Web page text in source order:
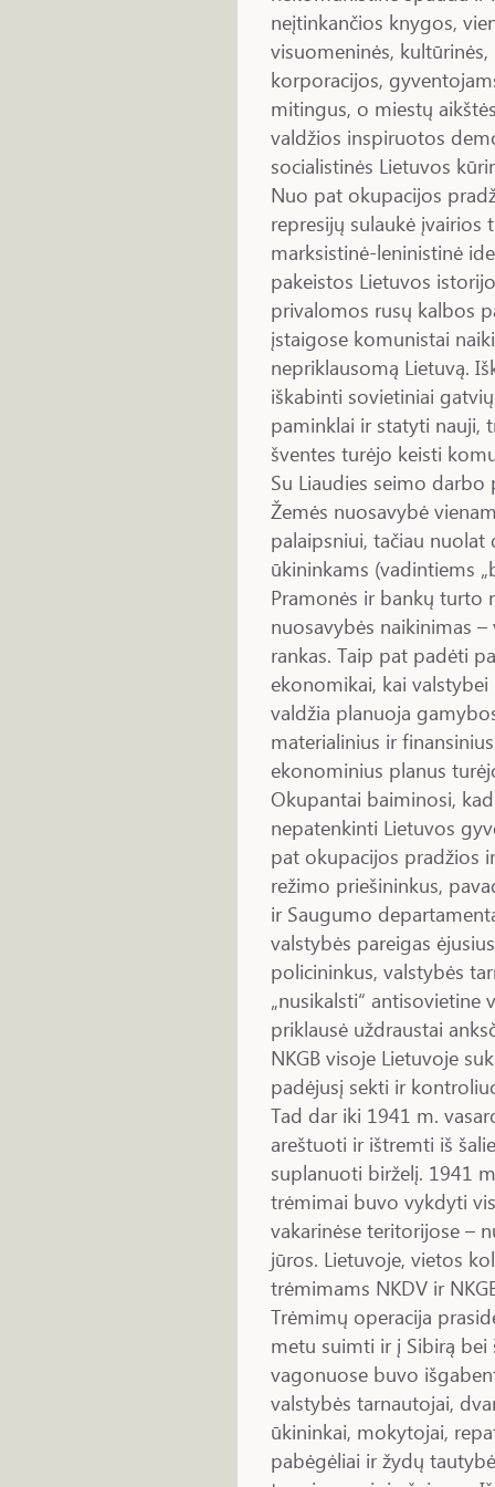
neįtinkančios knygos,
visuomeninės,
korporacijos,
mitingus, o miestų
valdžios inspiruotos
socialistinės Lietuvos
Nuo pat okupacijos
represijų sulaukė
marksistinė-leninistinė
pakeistos Lietuvos
privalomos rusų kalbos
įstaigose komunistai
nepriklausomą Lietuvą.
iškabinti sovietiniai
paminklai ir statyti nauji,
šventes turėjo keisti
Su Liaudies seimo darbo
Žemės nuosavybė
palaipsniui, tačiau
ūkininkams (vadintiems
Pramonės ir bankų turto
nuosavybės naikinimas
rankas. Taip pat padėti
ekonomikai, kai
valdžia planuoja
materialinius ir
ekonominius planus
Okupantai baiminosi,
nepatenkinti Lietuvos
pat okupacijos pradžios
režimo priešininkus,
ir Saugumo
valstybės pareigas
policininkus, valstybės
„nusikalsti“
priklausė uždraustai
NKGB visoje Lietuvoje
padėjusį sekti ir
Tad dar iki 1941 m.
areštuoti ir ištremti iš
suplanuoti birželį. 1941
trėmimai buvo vykdyti
vakarinėse teritorijose –
jūros. Lietuvoje, vietos
trėmimams NKDV ir
Trėmimų operacija
metu suimti ir į Sibirą
vagonuose buvo
valstybės tarnautojai,
ūkininkai, mokytojai,
pabėgėliai ir žydų